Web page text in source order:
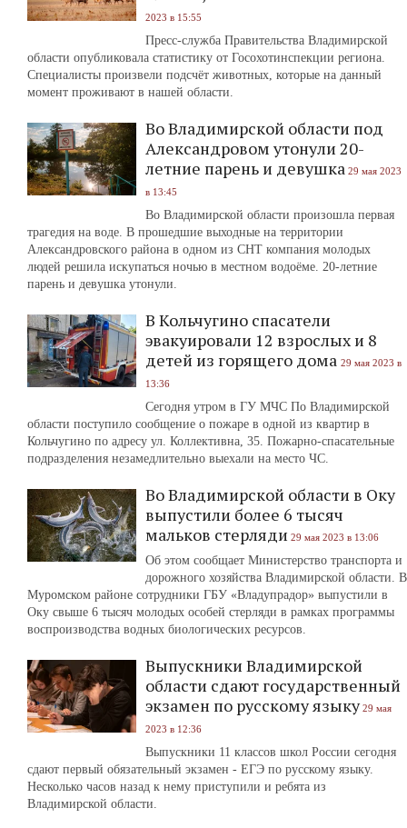
2023 в 15:55
Пресс-служба Правительства Владимирской
области опубликовала статистику от Госохотинспекции региона.
Специалисты произвели подсчёт животных, которые на данный
момент проживают в нашей области.
Во Владимирской области под
Александровом утонули 20-
летние парень и девушка 29 мая 2023
в 13:45
Во Владимирской области произошла первая
трагедия на воде. В прошедшие выходные на территории
Александровского района в одном из СНТ компания молодых
людей решила искупаться ночью в местном водоёме. 20-летние
парень и девушка утонули.
В Кольчугино спасатели
эвакуировали 12 взрослых и 8
детей из горящего дома 29 мая 2023 в
13:36
Сегодня утром в ГУ МЧС По Владимирской
области поступило сообщение о пожаре в одной из квартир в
Кольчугино по адресу ул. Коллективна, 35. Пожарно-спасательные
подразделения незамедлительно выехали на место ЧС.
Во Владимирской области в Оку
выпустили более 6 тысяч
мальков стерляди 29 мая 2023 в 13:06
Об этом сообщает Министерство транспорта и
дорожного хозяйства Владимирской области. В
Муромском районе сотрудники ГБУ «Владупрадор» выпустили в
Оку свыше 6 тысяч молодых особей стерляди в рамках программы
воспроизводства водных биологических ресурсов.
Выпускники Владимирской
области сдают государственный
экзамен по русскому языку 29 мая
2023 в 12:36
Выпускники 11 классов школ России сегодня
сдают первый обязательный экзамен - ЕГЭ по русскому языку.
Несколько часов назад к нему приступили и ребята из
Владимирской области.